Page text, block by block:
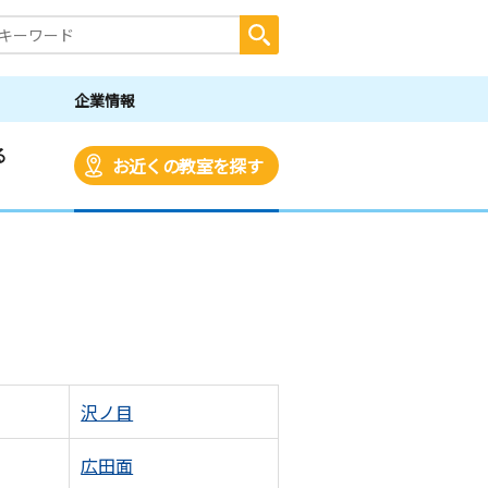
企業情報
お近くの教室を探す
沢ノ目
広田面